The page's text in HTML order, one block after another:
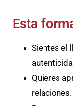
Esta
Sientes el
Quieres
relaciones.